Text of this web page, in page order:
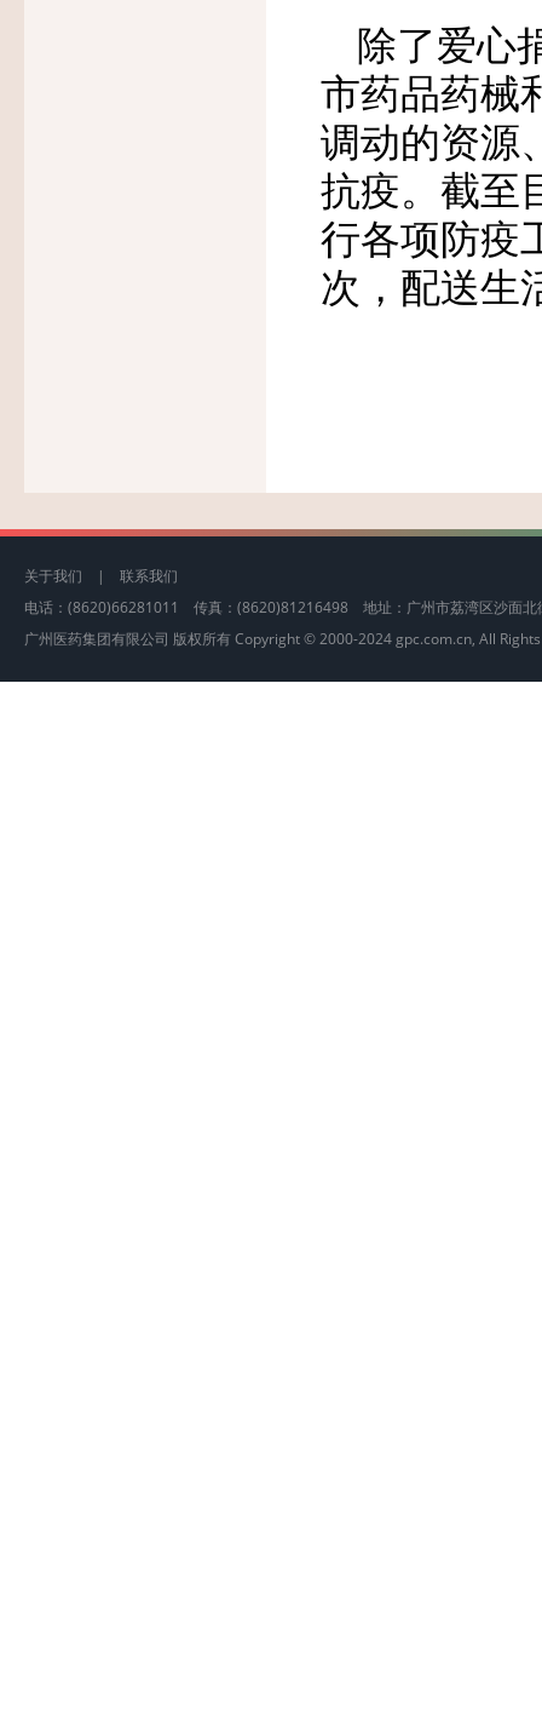
除了爱心
市药品药械
调动的资源
抗疫。截至
行各项防疫
次，配送生
关于我们 | 联系我们
电话：(8620)66281011 传真：(8620)81216498 地址：广州市荔湾区沙
广州医药集团有限公司 版权所有 Copyright © 2000-2024 gpc.com.cn, All